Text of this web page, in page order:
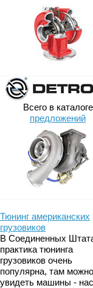
Всего в каталоге
предложений
Тюнинг американских
грузовиков
В Соединенных
практика тюнинга
грузовиков очень
популярна, там можно
увидеть машины -